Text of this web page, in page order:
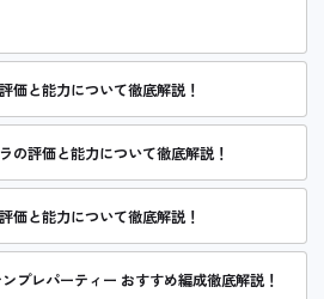
価と能力について徹底解説！
の評価と能力について徹底解説！
価と能力について徹底解説！
プレパーティー おすすめ編成徹底解説！